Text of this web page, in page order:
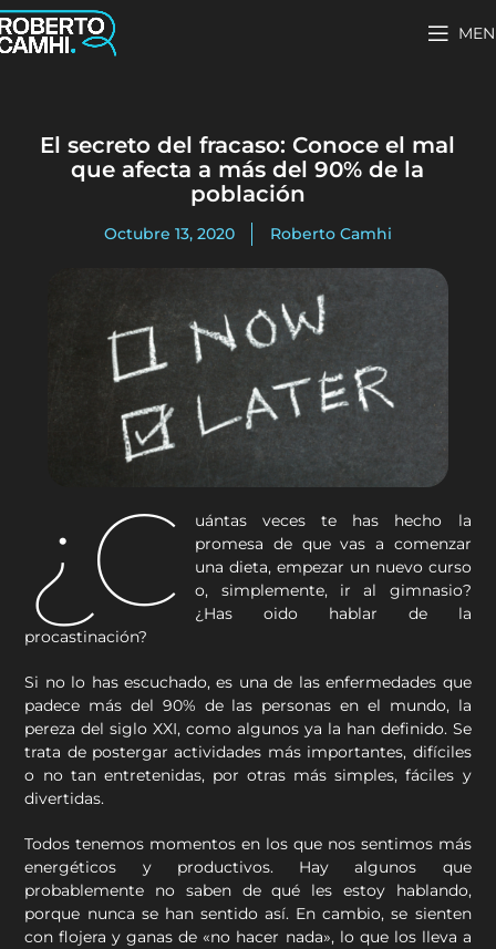
El secreto del fracaso: Conoce el mal
que afecta a más del 90% de la
población
Octubre 13, 2020 Roberto Camhi
¿C
uántas veces te has hecho la
promesa de que vas a comenzar
una dieta, empezar un nuevo curso
o, simplemente, ir al gimnasio?
¿Has oido hablar de la
procastinación?
Si no lo has escuchado, es una de las enfermedades que
padece más del 90% de las personas en el mundo, la
pereza del siglo XXI, como algunos ya la han definido. Se
trata de postergar actividades más importantes, difíciles
o no tan entretenidas, por otras más simples, fáciles y
divertidas.
Todos tenemos momentos en los que nos sentimos más
energéticos y productivos. Hay algunos que
probablemente no saben de qué les estoy hablando,
porque nunca se han sentido así. En cambio, se sienten
con flojera y ganas de «no hacer nada», lo que los lleva a